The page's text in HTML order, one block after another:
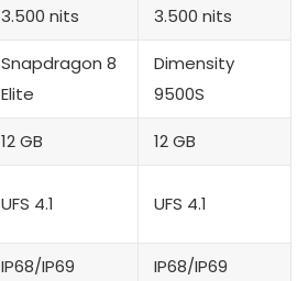
3.500 nits 3.500 nits
Snapdragon 8
Elite
Dimensity
9500S
12 GB 12 GB
UFS 4.1 UFS 4.1
IP68/IP69 IP68/IP69